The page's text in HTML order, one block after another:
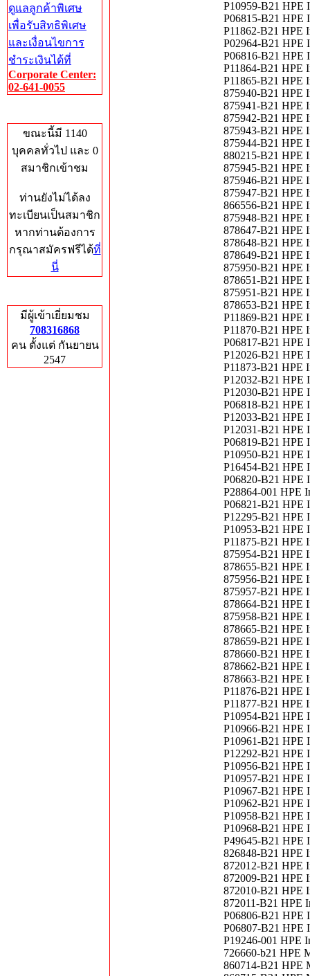
ดูแลลูกค้าพิเศษ
เพื่อรับสิทธิพิเศษ
และเงื่อนไขการ
ชำระเงินได้ที่
Corporate Center:
02-641-0055
ขณะนี้มี 1140
บุคคลทั่วไป และ 0
สมาชิกเข้าชม
ท่านยังไม่ได้ลง
ทะเบียนเป็นสมาชิก
หากท่านต้องการ
กรุณาสมัครฟรีได้ที่
นี่
มีผู้เข้าเยี่ยมชม
708316868
คน ตั้งแต่ กันยายน
2547
P10959-B21 HPE
P06815-B21 HPE
P11862-B21 HPE
P02964-B21 HPE
P06816-B21 HPE
P11864-B21 HPE
P11865-B21 HPE
875940-B21 HPE
875941-B21 HPE
875942-B21 HPE
875943-B21 HPE
875944-B21 HPE
880215-B21 HPE
875945-B21 HPE
875946-B21 HPE
875947-B21 HPE
866556-B21 HPE
875948-B21 HPE
878647-B21 HPE
878648-B21 HPE
878649-B21 HPE
875950-B21 HPE
878651-B21 HPE
875951-B21 HPE
878653-B21 HPE
P11869-B21 HPE
P11870-B21 HPE
P06817-B21 HPE
P12026-B21 HPE
P11873-B21 HPE
P12032-B21 HPE
P12030-B21 HPE
P06818-B21 HPE
P12033-B21 HPE
P12031-B21 HPE
P06819-B21 HPE
P10950-B21 HPE
P16454-B21 HPE
P06820-B21 HPE
P28864-001 HPE
P06821-B21 HPE
P12295-B21 HPE
P10953-B21 HPE
P11875-B21 HPE
875954-B21 HPE
878655-B21 HPE
875956-B21 HPE
875957-B21 HPE
878664-B21 HPE
875958-B21 HPE
878665-B21 HPE
878659-B21 HPE
878660-B21 HPE
878662-B21 HPE
878663-B21 HPE
P11876-B21 HPE
P11877-B21 HPE
P10954-B21 HPE
P10966-B21 HPE
P10961-B21 HPE
P12292-B21 HPE
P10956-B21 HPE
P10957-B21 HPE
P10967-B21 HPE
P10962-B21 HPE
P10958-B21 HPE
P10968-B21 HPE
P49645-B21 HPE
826848-B21 HPE
872012-B21 HPE
872009-B21 HPE
872010-B21 HPE
872011-B21 HPE
P06806-B21 HPE
P06807-B21 HPE
P19246-001 HPE
726660-b21 HPE
860714-B21 HPE